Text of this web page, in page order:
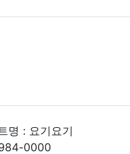
명 : 요기요기
0000